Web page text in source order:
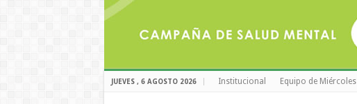
JUEVES , 6 AGOSTO 2026 Institucional Equipo de Miércoles